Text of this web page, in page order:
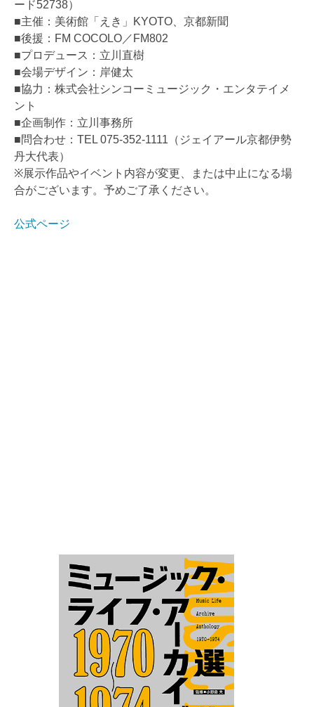
ード52738）
■主催：美術館「えき」KYOTO、京都新聞
■後援：FM COCOLO／FM802
■プロデュース：立川直樹
■会場デザイン：岸健太
■協力：株式会社シンコーミュージック・エンタテイメ
ント
■企画制作：立川事務所
■問合わせ：TEL 075-352-1111（ジェイアール京都伊勢
丹大代表）
※展示作品やイベント内容が変更、または中止になる場
合がございます。予めご了承ください。
公式ページ